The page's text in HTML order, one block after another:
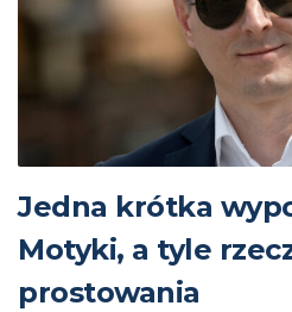
Jedna krótka
Motyki, a tyle
prostowania